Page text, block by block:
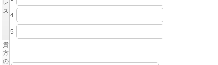
レ
ス
4
5
貴
方
の